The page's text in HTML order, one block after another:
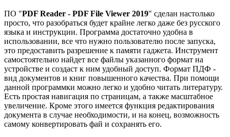
ПО "PDF Reader - PDF File Viewer 2019" сделан настолько
просто, что разобраться будет крайне легко даже без русского
языка и инструкции. Программа достаточно удобна в
использовании, все что нужно пользователю после запуска,
это предоставить разрешение к памяти гаджета. Инструмент
самостоятельно найдет все файлы указанного формат на
устройстве и создаст к ним удобный доступ. Формат ПДФ -
вид документов и книг повышенного качества. При помощи
данной программки можно легко и удобно читать литературу.
Есть простая навигация по страницам, а также масштабное
увеличение. Кроме этого имеется функция редактирования
документа в случае необходимости, и на конец, возможность
самому конвертировать фай и сохранять его.